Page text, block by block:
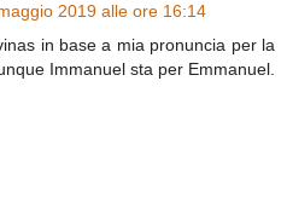
2019 alle ore 16:14
in base a mia pronuncia per la
Immanuel sta per Emmanuel.